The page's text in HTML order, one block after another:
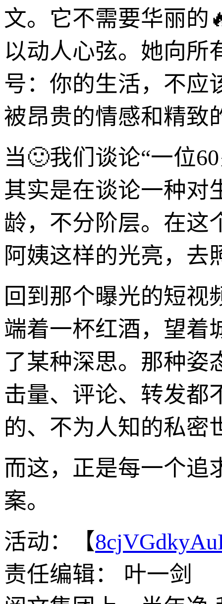
文。它不需要华丽的
以动人心弦。她向所
号：你的生活，不应
被昂贵的情感和精致
当🙂我们谈论“一位
其实是在谈论一种对
龄，不分阶层。在这
阿姨这样的光亮，去
回到那个曝光的短视
端着一杯红酒，望着
了某种深思。那种姿
击量、评论、转发都
的、不为人知的私密
而这，正是每一个追
案。
活动：【
责任编辑： 叶一剑